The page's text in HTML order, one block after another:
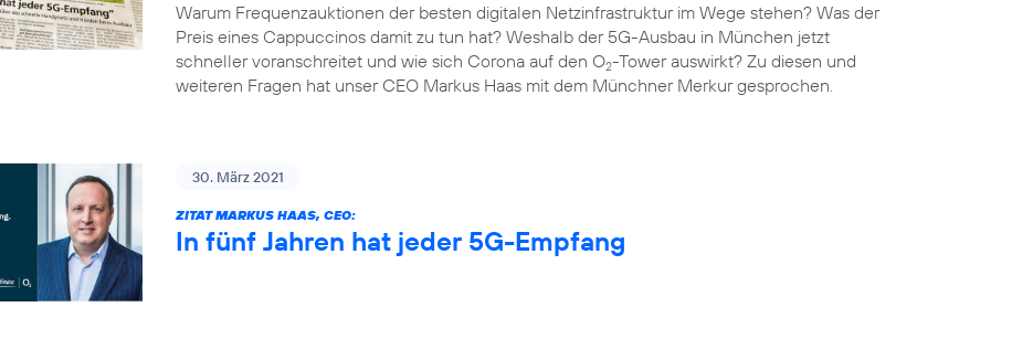
Warum Frequenzauktionen der besten digitalen Netzinfrastruktur im Wege stehen? Was der
Preis eines Cappuccinos damit zu tun hat? Weshalb der 5G-Ausbau in München jetzt
schneller voranschreitet und wie sich Corona auf den O2-Tower auswirkt? Zu diesen und
weiteren Fragen hat unser CEO Markus Haas mit dem Münchner Merkur gesprochen.
30. März 2021
ZITAT MARKUS HAAS, CEO:
In fünf Jahren hat jeder 5G-Empfang